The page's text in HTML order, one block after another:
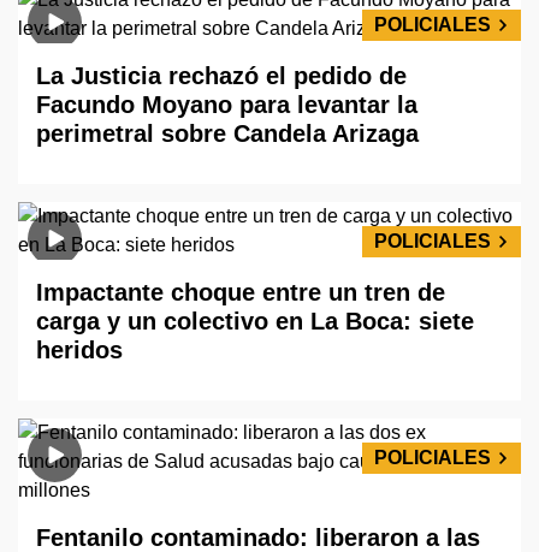
POLICIALES
La Justicia rechazó el pedido de
Facundo Moyano para levantar la
perimetral sobre Candela Arizaga
POLICIALES
Impactante choque entre un tren de
carga y un colectivo en La Boca: siete
heridos
POLICIALES
Fentanilo contaminado: liberaron a las